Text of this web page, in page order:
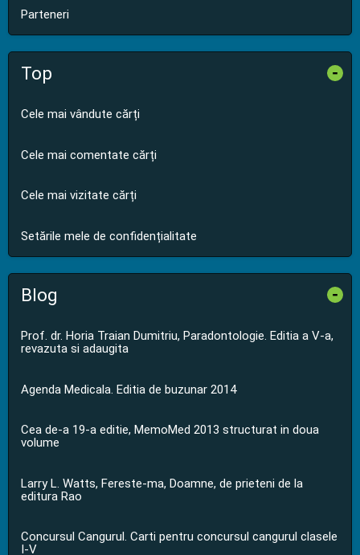
Parteneri
Top -
Cele mai vândute cărți
Cele mai comentate cărți
Cele mai vizitate cărți
Setările mele de confidențialitate
Blog -
Prof. dr. Horia Traian Dumitriu, Paradontologie. Editia a V-a,
revazuta si adaugita
Agenda Medicala. Editia de buzunar 2014
Cea de-a 19-a editie, MemoMed 2013 structurat in doua
volume
Larry L. Watts, Fereste-ma, Doamne, de prieteni de la
editura Rao
Concursul Cangurul. Carti pentru concursul cangurul clasele
I-V